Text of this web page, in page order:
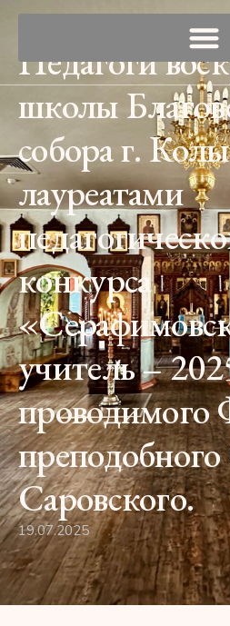
Педагоги
школы
собора г.
лауреатами
конкурса
учитель –
проводимого
Саровского.
19.07.2025